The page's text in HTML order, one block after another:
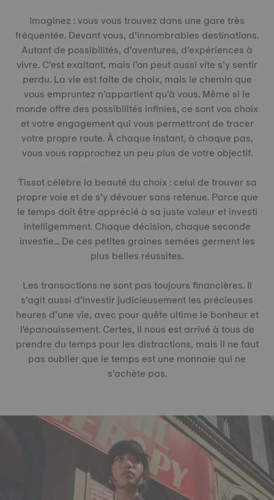
Imaginez : vous vous trouvez dans une gare très
fréquentée. Devant vous, d’innombrables destinations.
Autant de possibilités, d’aventures, d’expériences à
vivre. C’est exaltant, mais l’on peut aussi vite s’y sentir
perdu. La vie est faite de choix, mais le chemin que
vous empruntez n’appartient qu’à vous. Même si le
monde offre des possibilités infinies, ce sont vos choix
et votre engagement qui vous permettront de tracer
votre propre route. À chaque instant, à chaque pas,
vous vous rapprochez un peu plus de votre objectif.
Tissot célèbre la beauté du choix : celui de trouver sa
propre voie et de s’y dévouer sans retenue. Parce que
le temps doit être apprécié à sa juste valeur et investi
intelligemment. Chaque décision, chaque seconde
investie... De ces petites graines semées germent les
plus belles réussites.
Les transactions ne sont pas toujours financières. Il
s’agit aussi d’investir judicieusement les précieuses
heures d’une vie, avec pour quête ultime le bonheur et
l'épanouissement. Certes, il nous est arrivé à tous de
prendre du temps pour les distractions, mais il ne faut
pas oublier que le temps est une monnaie qui ne
s’achète pas.